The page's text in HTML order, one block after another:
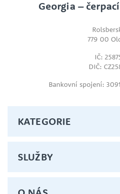
Georgia –
779 00
IČ:
DIČ:
Bankovní spojení:
KATEGORIE
SLUŽBY